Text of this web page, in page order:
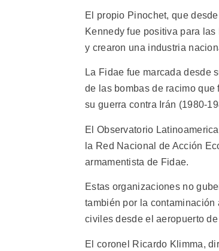
El propio Pinochet, que
Kennedy fue positiva para
y crearon una industria
La Fidae fue marcada desde
de las bombas de racimo
su guerra contra Irán (1980-
El Observatorio
la Red Nacional de Acción
armamentista de Fidae.
Estas organizaciones no
también por la
civiles desde el aeropuerto
El coronel Ricardo Klimma,